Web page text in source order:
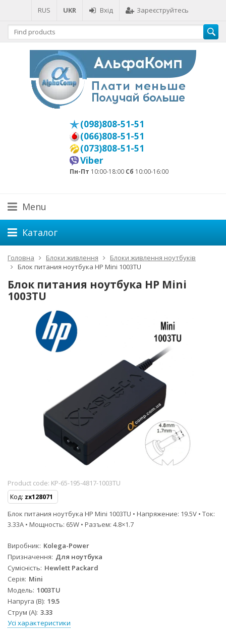
RUS UKR Вхід Зареєструйтесь
(098)808-51-51
(066)808-51-51
(073)808-51-51
Viber
Пн-Пт 10:00-18:00 Сб 10:00-16:00
Menu
Каталог
Головна Блоки живлення
Блоки живлення ноутбуків
Блок питания ноутбука HP Mini 1003TU
Блок питания ноутбука HP Mini
1003TU
Product code: KP-65-195-4817-1003TU
Код: zx128071
Блок питания ноутбука HP Mini 1003TU • Напряжение: 19.5V • Ток:
3.33A • Мощность: 65W • Разъем: 4.8×1.7
Виробник Kolega-Power
Призначення Для ноутбука
Сумісність Hewlett Packard
Серія Mini
Модель 1003TU
Напруга (В) 19.5
Струм (А) 3.33
Усі характеристики